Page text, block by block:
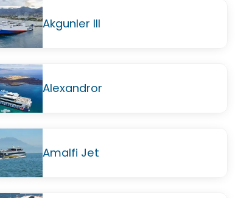
Akgunler III
Alexandror
Amalfi Jet